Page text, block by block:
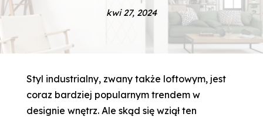
kwi 27, 2024
Styl industrialny, zwany także loftowym, jest
coraz bardziej popularnym trendem w
designie wnętrz. Ale skąd się wziął ten